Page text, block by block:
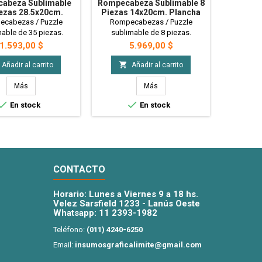
Sublimable
28.5x20cm.
A4 X1u.
/ Puzzle
de 35 piezas.
a la venta en
A4. Ideales para
regaleria, juegos
mas! - Plancha A4
Rompecabeza
$
Añadir al carrito
Más
En stock
Rompecabeza Sublimable 8
Piezas 14x20cm. Plancha
A4 X10u.
Rompecabezas / Puzzle
sublimable de 8 piezas.
Disponible a la venta en
planchas A4 de 2 unidades.
Ideales para personalizar,
regaleria, juegos de niños y
mas! - 5 Planchas A4 con 2
Rompecabezas c/u
Precio
5.969,00 $
 Añadir al carrito
Más
 En stock
CONTACTO
Horario: Lunes a Viernes 9 a 18 hs.
Velez Sarsfield 1233 - Lanús Oeste
Whatsapp: 11 2393-1982
Teléfono: (011) 4240-6250
Email: insumosgraficalimite@gmail.com